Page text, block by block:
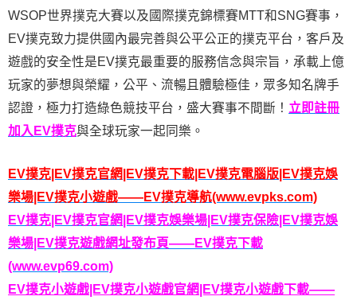
WSOP世界撲克大賽以及國際撲克錦標賽MTT和SNG賽事，
EV撲克致力提供國內最完善與公平公正的撲克平台，客戶及
遊戲的安全性是EV撲克最重要的服務信念與宗旨，承載上億
玩家的夢想與榮耀，公平、流暢且體驗極佳，眾多知名牌手
認證，極力打造綠色競技平台，盛大賽事不間斷！ 立即註冊
加入EV撲克與全球玩家一起同樂。
EV撲克|EV撲克官網|EV撲克下載|EV撲克電腦版|EV撲克娛
樂場|EV撲克小遊戲——EV撲克導航(www.evpks.com)
EV撲克|EV撲克官網|EV撲克娛樂場|EV撲克保險|EV撲克娛
樂場|EV撲克遊戲網址發布頁——EV撲克下載
(www.evp69.com)
EV撲克小遊戲|EV撲克小遊戲官網|EV撲克小遊戲下載——